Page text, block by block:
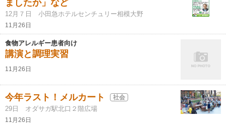
ましたか」など
12月７日 小田急ホテルセンチュリー相模大野
11月26日
食物アレルギー患者向け
講演と調理実習
11月26日
今年ラスト！メルカート 社会
29日 オダサガ駅北口２階広場
11月26日